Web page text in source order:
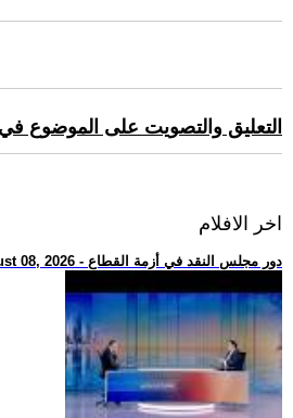
التعليق والتصويت على الموضوع
اخر الافلام
.. Nharkom Said August 08, 2026 - دور مجلس النقد في أزمة القطاع